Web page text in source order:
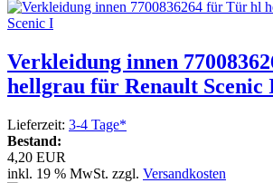
Verkleidung innen
hellgrau für Renault Scenic
Lieferzeit: 3-4 Tage*
Bestand:
4,20 EUR
inkl. 19 % MwSt. zzgl. Versandkosten